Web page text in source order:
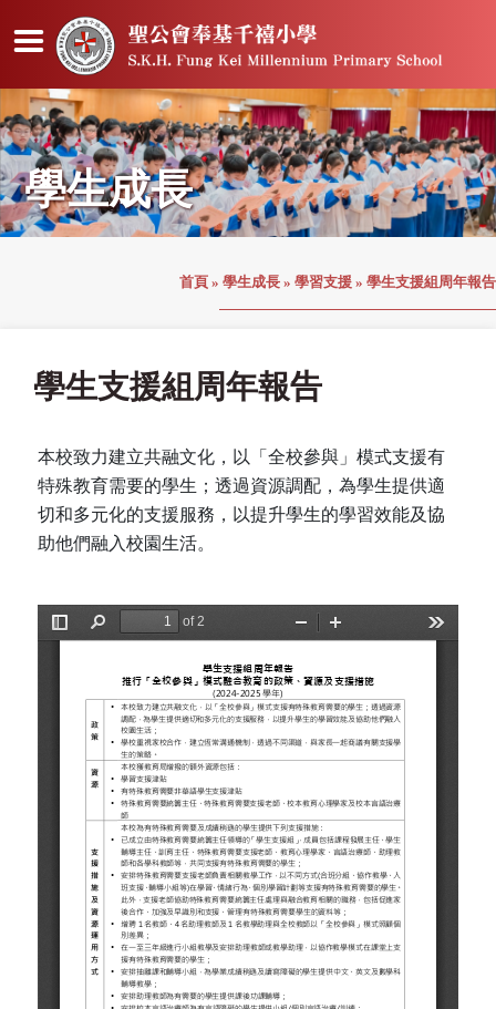
學生成長
首頁 » 學生成長 » 學習支援 » 學生支援組周年報告
學生支援組周年報告
本校致力建立共融文化，以「全校參與」模式支援有
特殊教育需要的學生；透過資源調配，為學生提供適
切和多元化的支援服務，以提升學生的學習效能及協
助他們融入校園生活。